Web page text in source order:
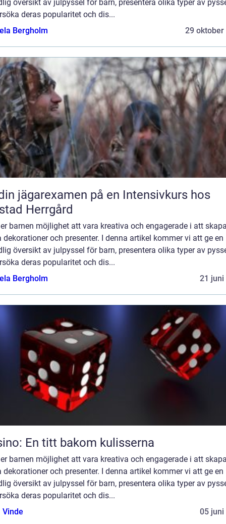
översikt av julpyssel för barn, presentera olika typer av
deras popularitet och dis...
Bergholm
29 oktober
jägarexamen på en Intensivkurs hos
Herrgård
barnen möjlighet att vara kreativa och engagerade i att
dekorationer och presenter. I denna artikel kommer vi att ge en
översikt av julpyssel för barn, presentera olika typer av
deras popularitet och dis...
Bergholm
21 juni
En titt bakom kulisserna
barnen möjlighet att vara kreativa och engagerade i att
dekorationer och presenter. I denna artikel kommer vi att ge en
översikt av julpyssel för barn, presentera olika typer av
deras popularitet och dis...
Vinde
05 juni